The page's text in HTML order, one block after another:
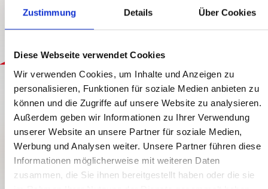
Zustimmung Details Über Cookies
Diese Webseite verwendet Cookies
Wir verwenden Cookies, um Inhalte und Anzeigen zu
personalisieren, Funktionen für soziale Medien anbieten zu
können und die Zugriffe auf unsere Website zu analysieren.
Außerdem geben wir Informationen zu Ihrer Verwendung
unserer Website an unsere Partner für soziale Medien,
Werbung und Analysen weiter. Unsere Partner führen diese
Informationen möglicherweise mit weiteren Daten
zusammen, die Sie ihnen bereitgestellt haben oder die sie
€ 75,-
DIE ÜBERLIEFERTE KUNST DES BROTBACKEN
IM LESACHTAL
€ 75,-
JETZT ANFRAGEN! JETZT BUCHEN